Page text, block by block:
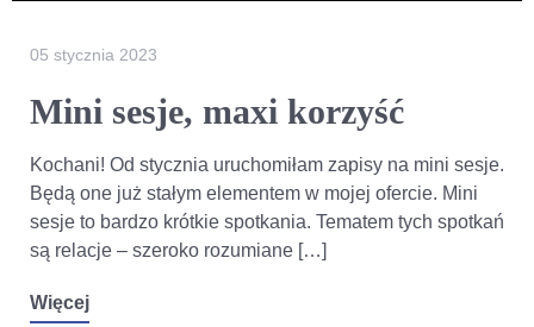
05 stycznia 2023
Mini sesje, maxi korzyść
Kochani! Od stycznia uruchomiłam zapisy na mini sesje.
Będą one już stałym elementem w mojej ofercie. Mini
sesje to bardzo krótkie spotkania. Tematem tych spotkań
są relacje – szeroko rozumiane […]
Więcej